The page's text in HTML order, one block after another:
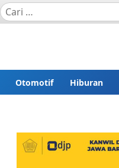
Otomotif Hiburan